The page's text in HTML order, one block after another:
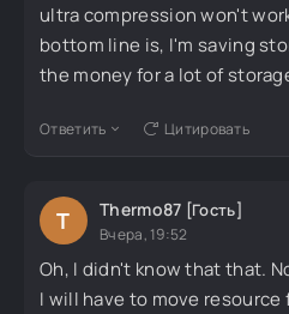
ultra compression won't
bottom line is, I'm saving
the money for a lot of
Ответить Цитировать
T Thermo87 [Гость]
Вчера, 19:52
Oh, I didn't know that that.
I will have to move